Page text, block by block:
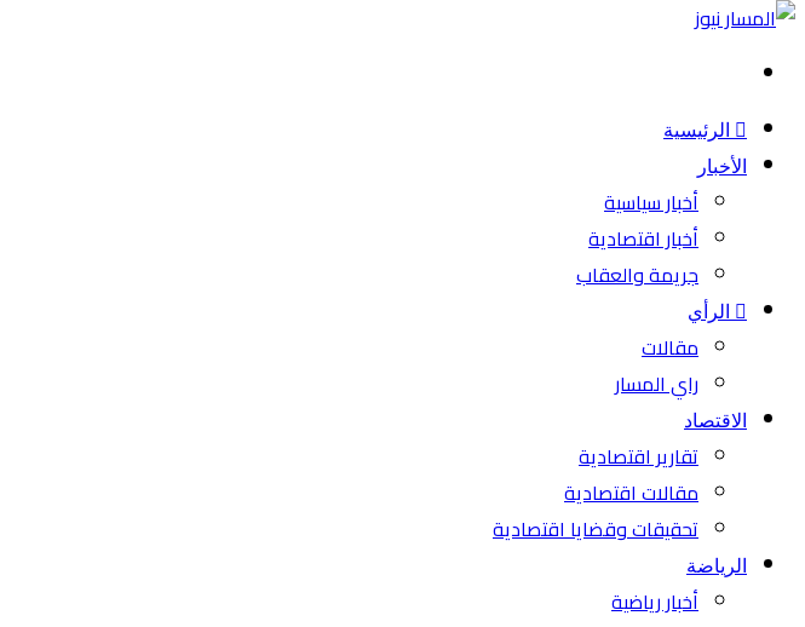
الرئيسية
الأخبار
أخبار سياسية
أخبار اقتصادية
جريمة والعقاب
الرأي
مقالات
راي المسار
الاقتصاد
تقارير اقتصادية
مقالات اقتصادية
تحقيقات وقضايا اقتصادية
الرياضة
أخبار رياضية